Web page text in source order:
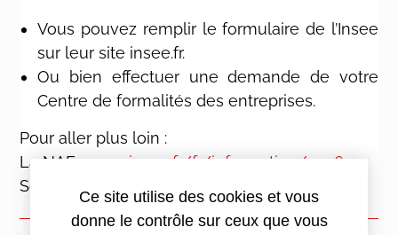
Vous pouvez remplir le formulaire de l’Insee
sur leur site insee.fr.
Ou bien effectuer une demande de votre
Centre de formalités des entreprises.
Pour aller plus loin :
La NAF :
www.insee.fr/fr/information/2406147
Source :
Ce site utilise des cookies et vous
donne le contrôle sur ceux que vous